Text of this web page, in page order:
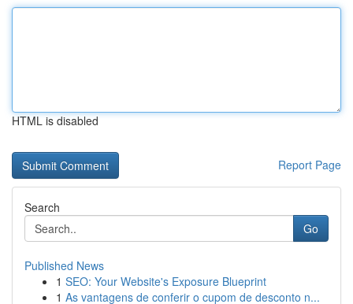
HTML is disabled
Report Page
Search
Go
Published News
1 SEO: Your Website's Exposure Blueprint
1 As vantagens de conferir o cupom de desconto n...